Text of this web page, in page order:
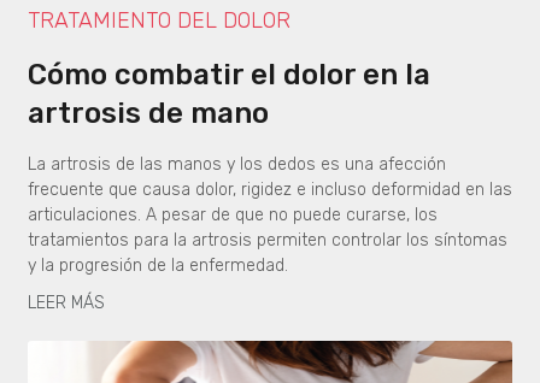
TRATAMIENTO DEL DOLOR
Cómo combatir el dolor en la
artrosis de mano
La artrosis de las manos y los dedos es una afección
frecuente que causa dolor, rigidez e incluso deformidad en las
articulaciones. A pesar de que no puede curarse, los
tratamientos para la artrosis permiten controlar los síntomas
y la progresión de la enfermedad.
LEER MÁS